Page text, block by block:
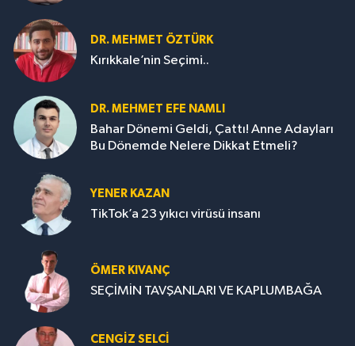
DR. MEHMET ÖZTÜRK
Kırıkkale’nin Seçimi..
DR. MEHMET EFE NAMLI
Bahar Dönemi Geldi, Çattı! Anne Adayları
Bu Dönemde Nelere Dikkat Etmeli?
YENER KAZAN
TikTok’a 23 yıkıcı virüsü insanı
ÖMER KIVANÇ
SEÇİMİN TAVŞANLARI VE KAPLUMBAĞA
CENGİZ SELCİ